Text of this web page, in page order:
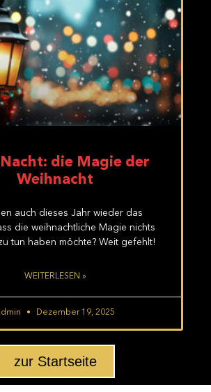
die Magie der
Weihnacht
auch dieses Jahr wieder das
die weihnachtliche Magie nichts
tun haben möchte? Weit gefehlt!
WEITERLESEN »
Dezember 19, 2025
zur Startseite